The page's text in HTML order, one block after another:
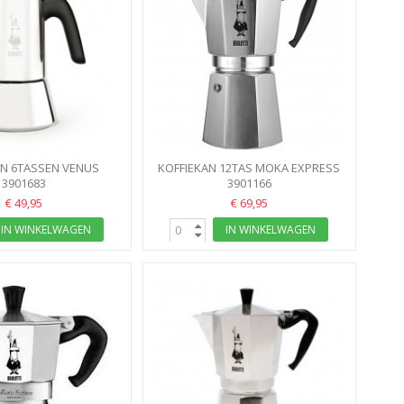
6TASSEN VENUS
BIALETTI 235ML
3901683
€ 49,95
IN WINKELWAGEN
KOFFIEKAN 12TAS MOKA EXPRESS
BIALETTI
3901166
€ 69,95
IN WINKELWAGEN